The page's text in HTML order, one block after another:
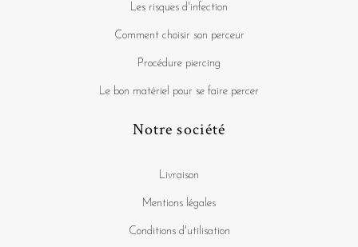
Les risques d'infection
Comment choisir son perceur
Procédure piercing
Le bon matériel pour se faire percer
Notre société
Livraison
Mentions légales
Conditions d'utilisation